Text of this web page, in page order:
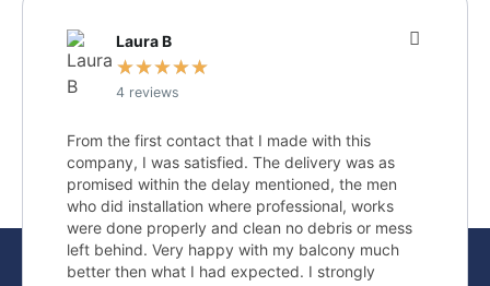
Laura B
★★★★★
4 reviews
From the first contact that I made with this
company, I was satisfied. The delivery was as
promised within the delay mentioned, the men
who did installation where professional, works
were done properly and clean no debris or mess
left behind. Very happy with my balcony much
better then what I had expected. I strongly